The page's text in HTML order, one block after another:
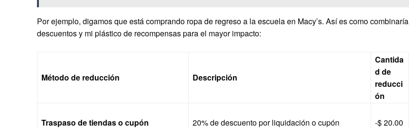
Por ejemplo, digamos que está comprando ropa de regreso a la escuela en Macy’s. Así es como combinaría
descuentos y mi plástico de recompensas para el mayor impacto:
Método de reducción Descripción
Cantida
d de
reducci
ón
Traspaso de tiendas o cupón 20% de descuento por liquidación o cupón -$ 20.00